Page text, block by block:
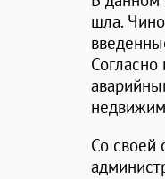
шла.
Со своей